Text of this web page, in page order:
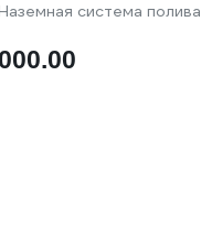
система полива